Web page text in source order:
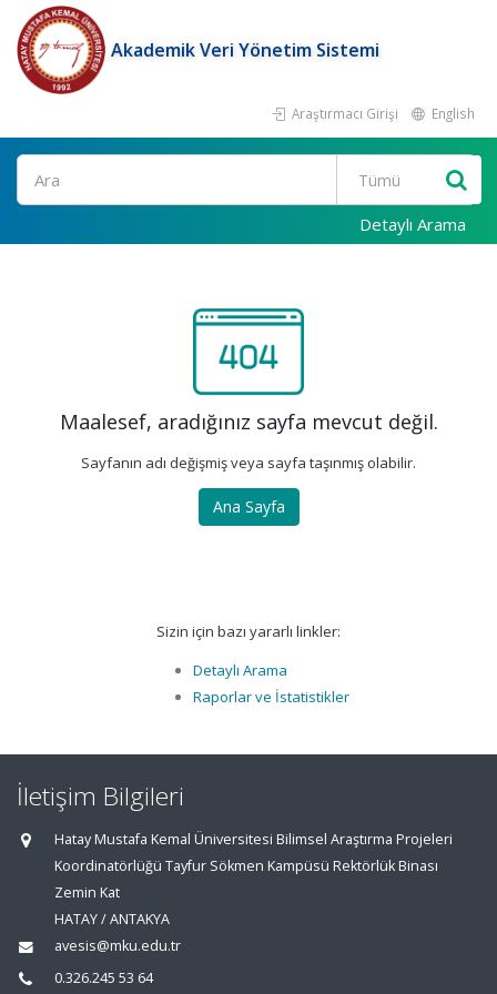
Akademik Veri Yönetim Sistemi
Araştırmacı Girişi English
Ara
Detaylı Arama
Maalesef, aradığınız sayfa mevcut değil.
Sayfanın adı değişmiş veya sayfa taşınmış olabilir.
Ana Sayfa
Sizin için bazı yararlı linkler:
Detaylı Arama
Raporlar ve İstatistikler
İletişim Bilgileri
Hatay Mustafa Kemal Üniversitesi Bilimsel Araştırma Projeleri
Koordinatörlüğü Tayfur Sökmen Kampüsü Rektörlük Binası
Zemin Kat
HATAY / ANTAKYA
avesis@mku.edu.tr
0.326.245 53 64